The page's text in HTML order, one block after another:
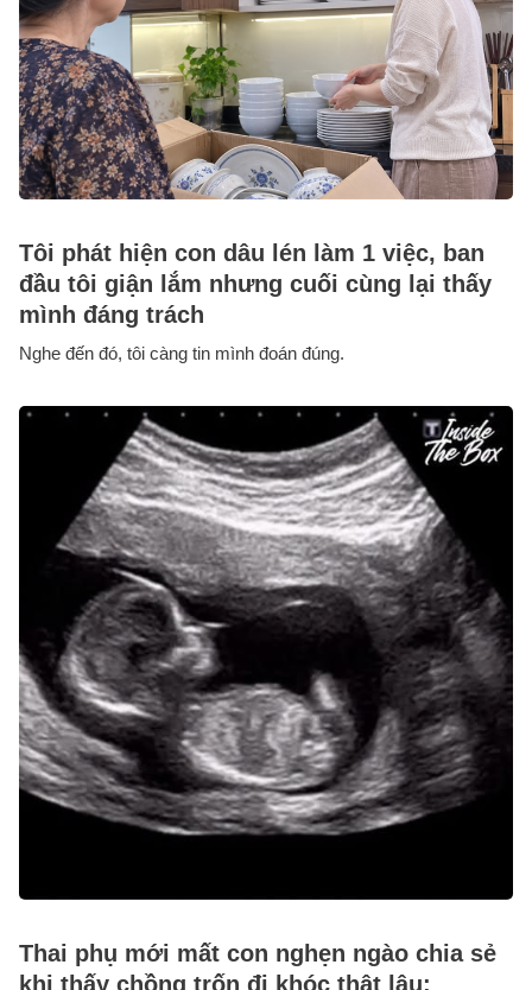
Tôi phát hiện con dâu lén làm 1 việc, ban
đầu tôi giận lắm nhưng cuối cùng lại thấy
mình đáng trách
Nghe đến đó, tôi càng tin mình đoán đúng.
Thai phụ mới mất con nghẹn ngào chia sẻ
khi thấy chồng trốn đi khóc thật lâu: